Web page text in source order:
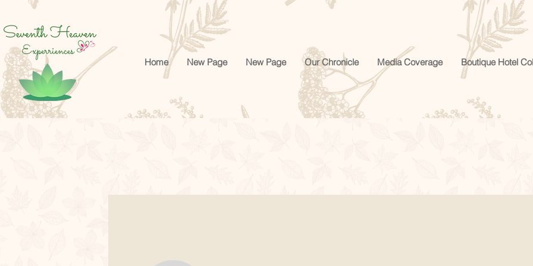
google-site-verification=cRr5egtejCF1gyVMF3f32_Jwk1Ito5-tZUREZFJl4sA
Home New Page New Page Our Chronicle Media Coverage Boutique Hotel